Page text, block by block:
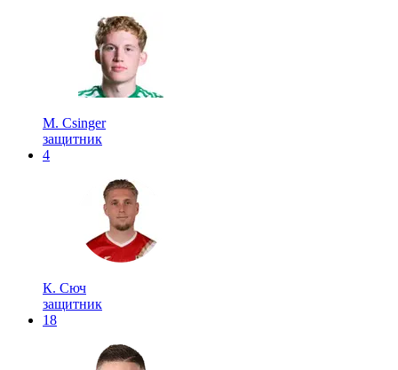
M. Csinger
защитник
4
К. Сюч
защитник
18